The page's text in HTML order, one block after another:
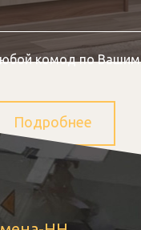
комод по Вашим
Подробнее